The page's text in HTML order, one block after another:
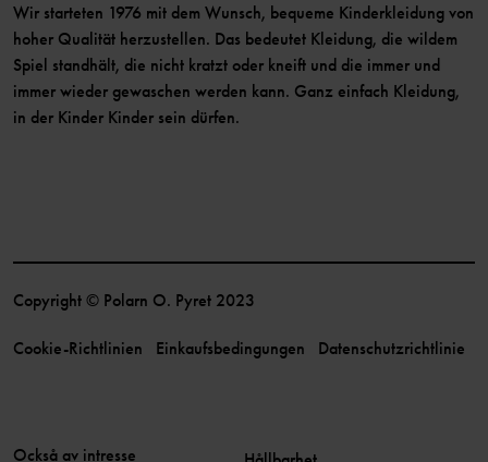
Wir starteten 1976 mit dem Wunsch, bequeme Kinderkleidung von
hoher Qualität herzustellen. Das bedeutet Kleidung, die wildem
Spiel standhält, die nicht kratzt oder kneift und die immer und
immer wieder gewaschen werden kann. Ganz einfach Kleidung,
in der Kinder Kinder sein dürfen.
Copyright © Polarn O. Pyret 2023
Cookie-Richtlinien Einkaufsbedingungen Datenschutzrichtlinie
Också av intresse